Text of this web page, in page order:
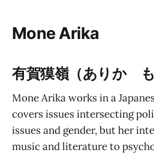
Mone Arika
有賀獏嶺（ありか も
Mone Arika works in a
covers issues intersecting
issues and gender, but her
music and literature to